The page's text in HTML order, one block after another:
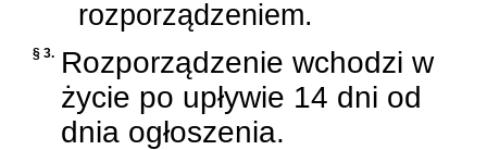
rozporządzeniem.
§ 3. Rozporządzenie wchodzi w
życie po upływie 14 dni od
dnia ogłoszenia.